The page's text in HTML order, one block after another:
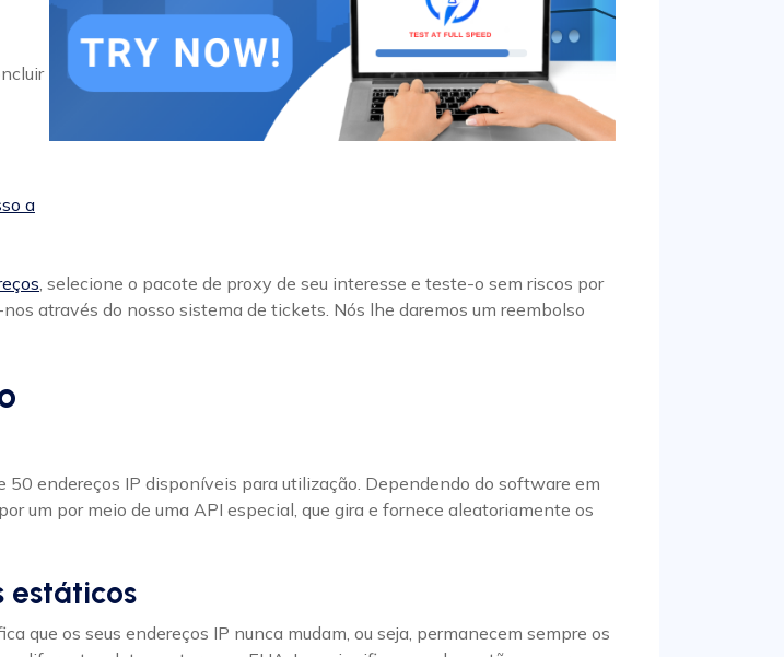
a
, selecione o pacote de proxy de seu interesse e teste-o sem riscos por
através do nosso sistema de tickets. Nós lhe daremos um reembolso
endereços IP disponíveis para utilização. Dependendo do software em
um por meio de uma API especial, que gira e fornece aleatoriamente os
estáticos
que os seus endereços IP nunca mudam, ou seja, permanecem sempre os